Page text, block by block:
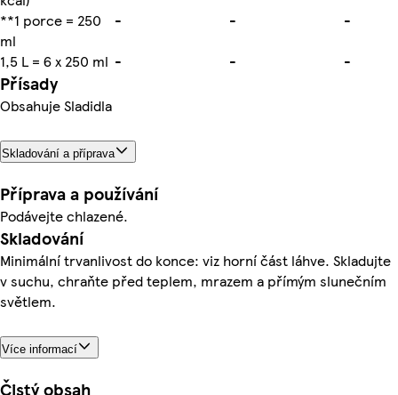
**1 porce = 250
ml
- -
-
1,5 L = 6 x 250 ml - - -
Přísady
Obsahuje Sladidla
Skladování a příprava
Příprava a používání
Podávejte chlazené.
Skladování
Minimální trvanlivost do konce: viz horní část láhve. Skladujte
v suchu, chraňte před teplem, mrazem a přímým slunečním
světlem.
Více informací
Čistý obsah